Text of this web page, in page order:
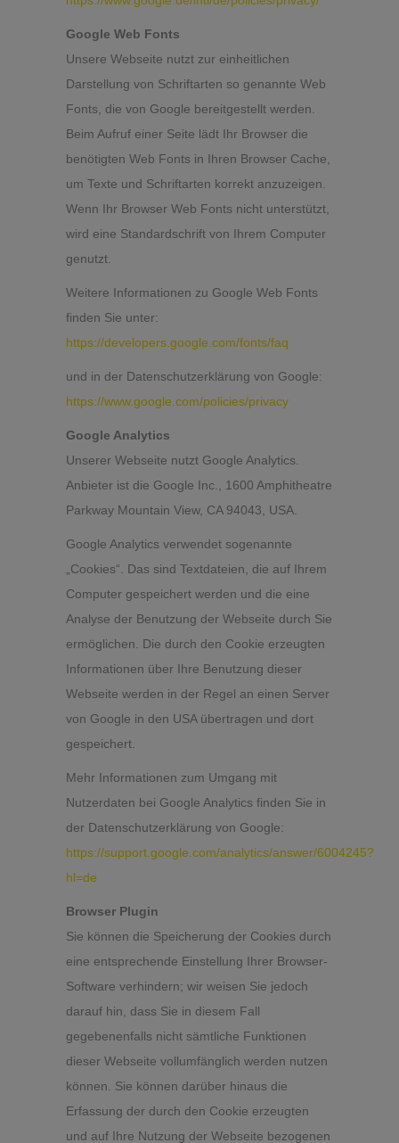
Google Web Fonts
Unsere Webseite nutzt zur einheitlichen
Darstellung von Schriftarten so genannte Web
Fonts, die von Google bereitgestellt werden.
Beim Aufruf einer Seite lädt Ihr Browser die
benötigten Web Fonts in Ihren Browser Cache,
um Texte und Schriftarten korrekt anzuzeigen.
Wenn Ihr Browser Web Fonts nicht unterstützt,
wird eine Standardschrift von Ihrem Computer
genutzt.
Weitere Informationen zu Google Web Fonts
finden Sie unter:
https://developers.google.com/fonts/faq
und in der Datenschutzerklärung von Google:
https://www.google.com/policies/privacy
Google Analytics
Unserer Webseite nutzt Google Analytics.
Anbieter ist die Google Inc., 1600 Amphitheatre
Parkway Mountain View, CA 94043, USA.
Google Analytics verwendet sogenannte
„Cookies“. Das sind Textdateien, die auf Ihrem
Computer gespeichert werden und die eine
Analyse der Benutzung der Webseite durch Sie
ermöglichen. Die durch den Cookie erzeugten
Informationen über Ihre Benutzung dieser
Webseite werden in der Regel an einen Server
von Google in den USA übertragen und dort
gespeichert.
Mehr Informationen zum Umgang mit
Nutzerdaten bei Google Analytics finden Sie in
der Datenschutzerklärung von Google:
https://support.google.com/analytics/answer/6004245?
hl=de
Browser Plugin
Sie können die Speicherung der Cookies durch
eine entsprechende Einstellung Ihrer Browser-
Software verhindern; wir weisen Sie jedoch
darauf hin, dass Sie in diesem Fall
gegebenenfalls nicht sämtliche Funktionen
dieser Webseite vollumfänglich werden nutzen
können. Sie können darüber hinaus die
Erfassung der durch den Cookie erzeugten
und auf Ihre Nutzung der Webseite bezogenen